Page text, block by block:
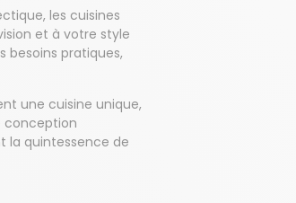
les cuisines
et à votre style
besoins pratiques,
une cuisine unique,
conception
la quintessence de